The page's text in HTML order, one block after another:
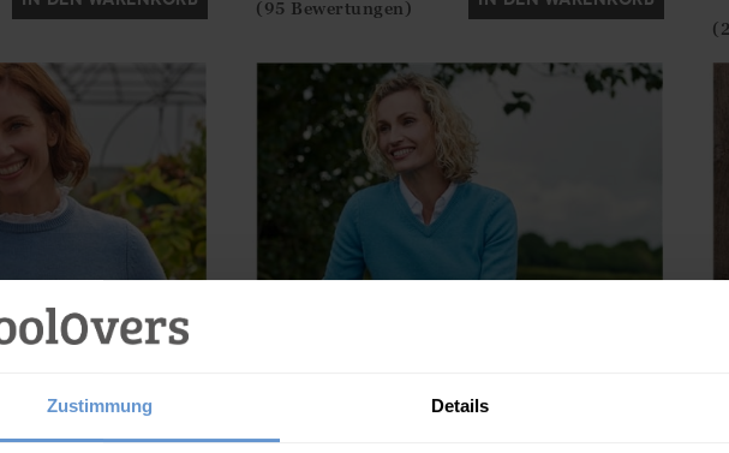
Zustimmung Details
(95 Bewertungen)